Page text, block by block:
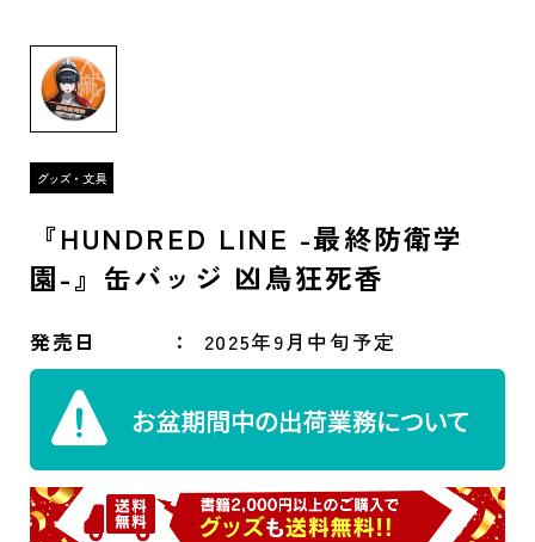
『HUNDRED LINE -最終防衛学
園-』缶バッジ 凶鳥狂死香
発売日 2025年9月中旬予定